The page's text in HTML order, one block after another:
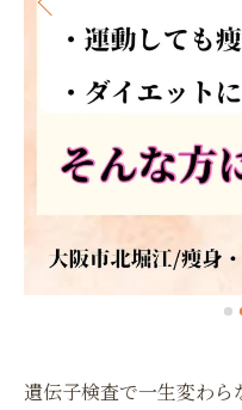
遺伝子検査で一生変わ